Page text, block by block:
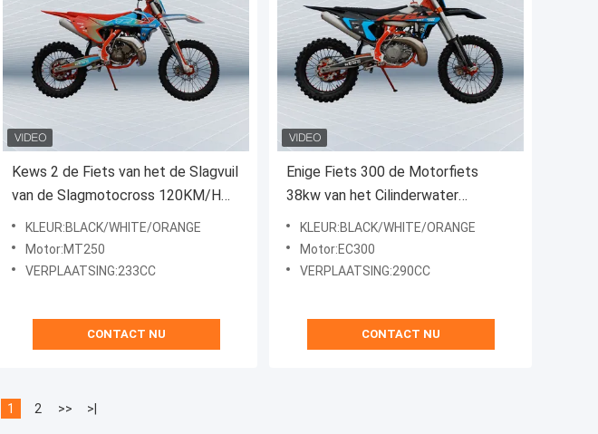
Kews 2 de Fiets van het de Slagvuil
van de Slagmotocross 120KM/H
250CC Twee
KLEUR:BLACK/WHITE/ORANGE
Motor:MT250
VERPLAATSING:233CC
CONTACT NU
Enige Fiets 300 de Motorfiets
38kw van het Cilinderwater
Gekoelde Vuil van CC
KLEUR:BLACK/WHITE/ORANGE
Motor:EC300
VERPLAATSING:290CC
CONTACT NU
1 2 >> >|